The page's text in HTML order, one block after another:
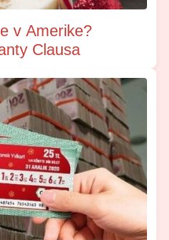
v Amerike?
Clausa